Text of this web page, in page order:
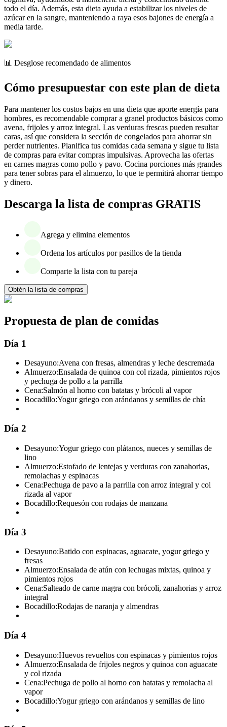
todo el día. Además, esta dieta ayuda a estabilizar los niveles de
azúcar en la sangre, manteniendo a raya esos bajones de energía a
media tarde.
📊 Desglose recomendado de alimentos
Cómo presupuestar con este plan de dieta
Para mantener los costos bajos en una dieta que aporte energía para
hombres, es recomendable comprar a granel productos básicos como
avena, frijoles y arroz integral. Las verduras frescas pueden resultar
caras, así que considera la sección de congelados para ahorrar sin
perder nutrientes. Planifica tus comidas cada semana y sigue tu lista
de compras para evitar compras impulsivas. Aprovecha las ofertas
en carnes magras como pollo y pavo. Cocina porciones más grandes
para tener sobras para el almuerzo, lo que te permitirá ahorrar tiempo
y dinero.
Descarga la lista de compras GRATIS
Agrega y elimina elementos
Ordena los artículos por pasillos de la tienda
Comparte la lista con tu pareja
Obtén la lista de compras
Propuesta de plan de comidas
Día 1
Desayuno:Avena con fresas, almendras y leche descremada
Almuerzo:Ensalada de quinoa con col rizada, pimientos rojos
y pechuga de pollo a la parrilla
Cena:Salmón al horno con batatas y brócoli al vapor
Bocadillo:Yogur griego con arándanos y semillas de chía
Día 2
Desayuno:Yogur griego con plátanos, nueces y semillas de
lino
Almuerzo:Estofado de lentejas y verduras con zanahorias,
remolachas y espinacas
Cena:Pechuga de pavo a la parrilla con arroz integral y col
rizada al vapor
Bocadillo:Requesón con rodajas de manzana
Día 3
Desayuno:Batido con espinacas, aguacate, yogur griego y
fresas
Almuerzo:Ensalada de atún con lechugas mixtas, quinoa y
pimientos rojos
Cena:Salteado de carne magra con brócoli, zanahorias y arroz
integral
Bocadillo:Rodajas de naranja y almendras
Día 4
Desayuno:Huevos revueltos con espinacas y pimientos rojos
Almuerzo:Ensalada de frijoles negros y quinoa con aguacate
y col rizada
Cena:Pechuga de pollo al horno con batatas y remolacha al
vapor
Bocadillo:Yogur griego con arándanos y semillas de lino